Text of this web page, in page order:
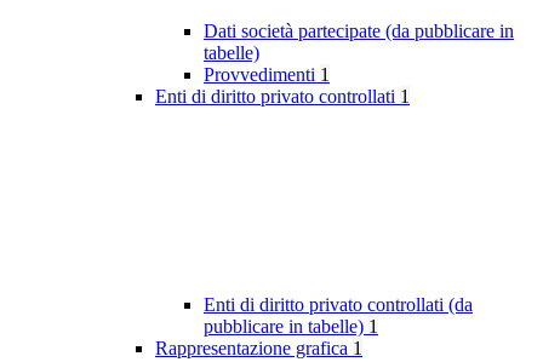
Dati società partecipate (da pubblicare in
tabelle)
Provvedimenti 1
Enti di diritto privato controllati 1
Enti di diritto privato controllati (da
pubblicare in tabelle) 1
Rappresentazione grafica 1